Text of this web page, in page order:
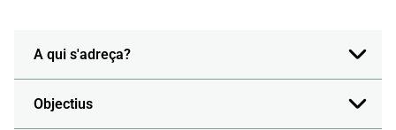
A qui s'adreça?
Objectius